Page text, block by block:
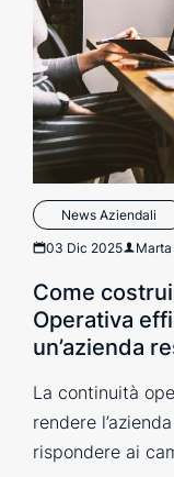
News Aziendali
03 Dic 2025 Marta
Come
Operativa
un’azienda
La continuità
rendere
rispondere ai